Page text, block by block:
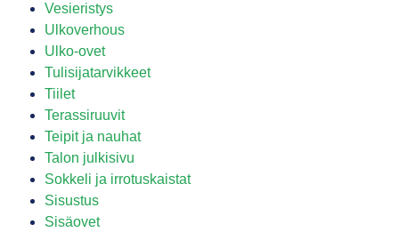
Vesieristys
Ulkoverhous
Ulko-ovet
Tulisijatarvikkeet
Tiilet
Terassiruuvit
Teipit ja nauhat
Talon julkisivu
Sokkeli ja irrotuskaistat
Sisustus
Sisäovet